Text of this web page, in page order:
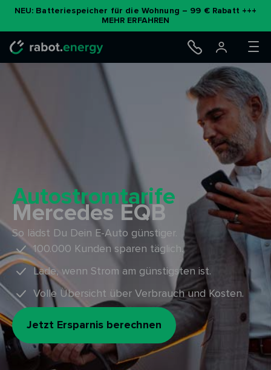
NEU: Batteriespeicher für die Wohnung – 99 € Rabatt +++
MEHR ERFAHREN
Autostromtarife
Mercedes EQB
So lädst Du Dein E-Auto günstiger.
100.000 Kunden sparen täglich.
Lade, wenn Strom am günstigsten ist.
Volle Übersicht über Verbrauch und Kosten.
Jetzt Ersparnis berechnen
Zum
Inhalt
springen